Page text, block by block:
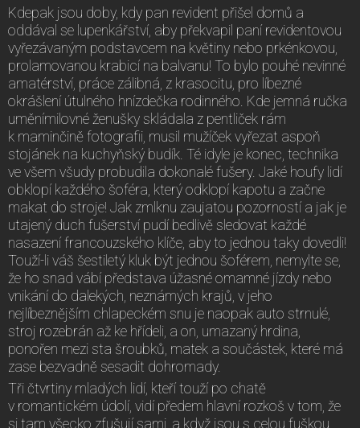
Kdepak jsou doby, kdy pan revident přišel domů a
oddával se lupenkářství, aby překvapil paní revidentovou
vyřezávaným podstavcem na květiny nebo prkénkovou,
prolamovanou krabicí na balvanu! To bylo pouhé nevinné
amatérství, práce zálibná, z krasocitu, pro líbezné
okrášlení útulného hnízdečka rodinného. Kde jemná ručka
uměnímilovné ženušky skládala z pentliček rám
k maminčině fotografii, musil mužíček vyřezat aspoň
stojánek na kuchyňský budík. Té idyle je konec, technika
ve všem všudy probudila dokonalé fušery. Jaké houfy lidí
obklopí každého šoféra, který odklopí kapotu a začne
makat do stroje! Jak zmlknu zaujatou pozorností a jak je
utajený duch fušerství pudí bedlivě sledovat každé
nasazení francouzského klíče, aby to jednou taky dovedli!
Touží-li váš šestiletý kluk být jednou šoférem, nemylte se,
že ho snad vábí představa úžasné omamné jízdy nebo
vnikání do dalekých, neznámých krajů, v jeho
nejlíbeznějším chlapeckém snu je naopak auto strnulé,
stroj rozebrán až ke hřídeli, a on, umazaný hrdina,
ponořen mezi sta šroubků, matek a součástek, které má
zase bezvadně sesadit dohromady.
Tři čtvrtiny mladých lidí, kteří touží po chatě
v romantickém údolí, vidí předem hlavní rozkoš v tom, že
si tam všecko zfušují sami, a když jsou s celou fuškou